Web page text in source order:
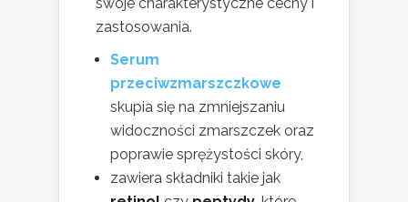
swoje charakterystyczne cechy i
zastosowania.
Serum
przeciwzmarszczkowe
skupia się na zmniejszaniu
widoczności zmarszczek oraz
poprawie sprężystości skóry,
zawiera składniki takie jak